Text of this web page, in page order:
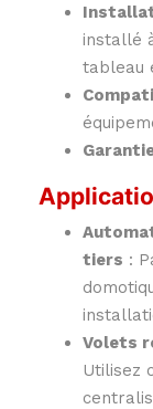
installé
tableau
tiers :
Volets
Utilisez